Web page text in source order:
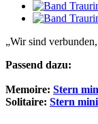
„Wir sind
Passend dazu:
Memoire: Stern
Solitaire: Stern mini